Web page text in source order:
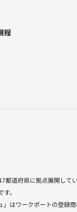
程
都道府県に拠点展開して
。
」はワークポートの登録